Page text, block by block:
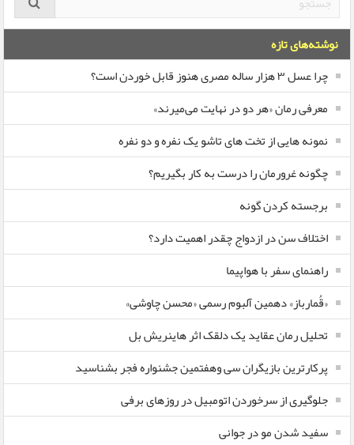
نوشته‌های تازه
چرا عسل ۳ هزار ساله‌ مصری هنوز قابل خوردن است؟
معرفی رمان «هر دو در نهایت می‌میرند»
نمونه هایی از تخت های تاشو یک نفره و دو نفره
چگونه غرورمان را درست به کار بگیریم؟
برجسته کردن گونه
اختلاف سن در ازدواج چقدر اهمیت دارد؟
راهنمای سفر با هواپیما
«قُمارباز» دهمین آلبوم رسمی «محسن چاوشی»
تحلیل رمان عقاید یک دلقک اثر هاینریش بل
پرکارترین بازیگران سی وهفتمین جشنواره فجر بشناسید
جلوگیری از سرخوردن اتومبیل در روزهای برفی
سفید شدن مو در جوانی